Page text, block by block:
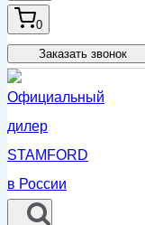
0
Заказать звонок